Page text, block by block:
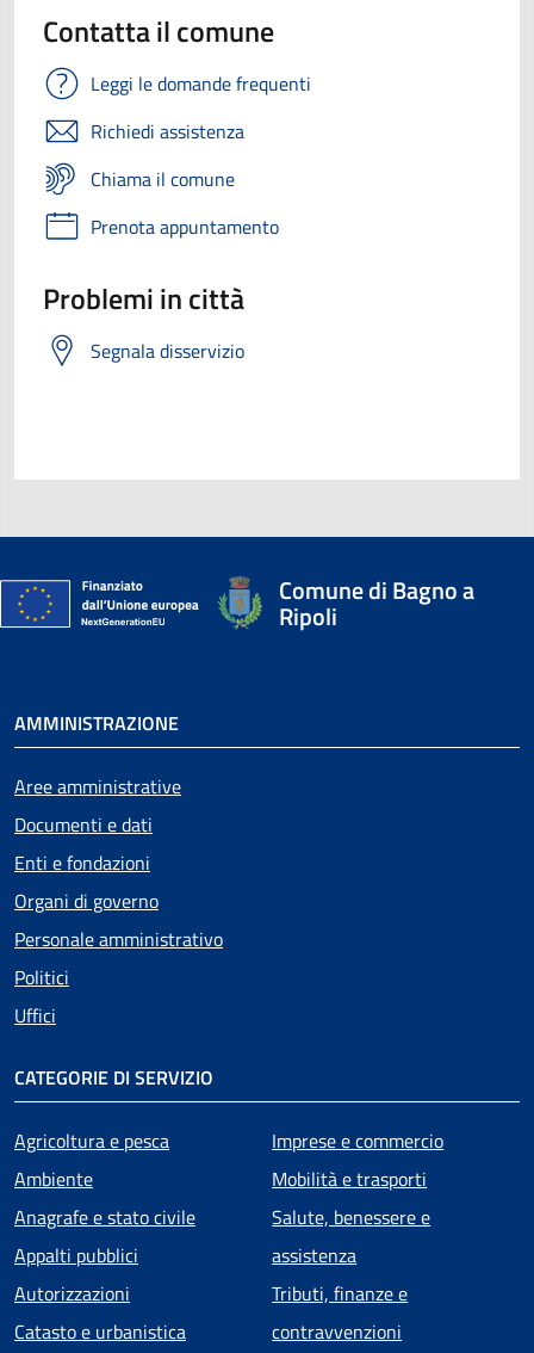
Contatta il comune
Leggi le domande frequenti
Richiedi assistenza
Chiama il comune
Prenota appuntamento
Problemi in città
Segnala disservizio
Comune di Bagno a
Ripoli
AMMINISTRAZIONE
Aree amministrative
Documenti e dati
Enti e fondazioni
Organi di governo
Personale amministrativo
Politici
Uffici
CATEGORIE DI SERVIZIO
Agricoltura e pesca
Ambiente
Anagrafe e stato civile
Appalti pubblici
Autorizzazioni
Catasto e urbanistica
Imprese e commercio
Mobilità e trasporti
Salute, benessere e
assistenza
Tributi, finanze e
contravvenzioni